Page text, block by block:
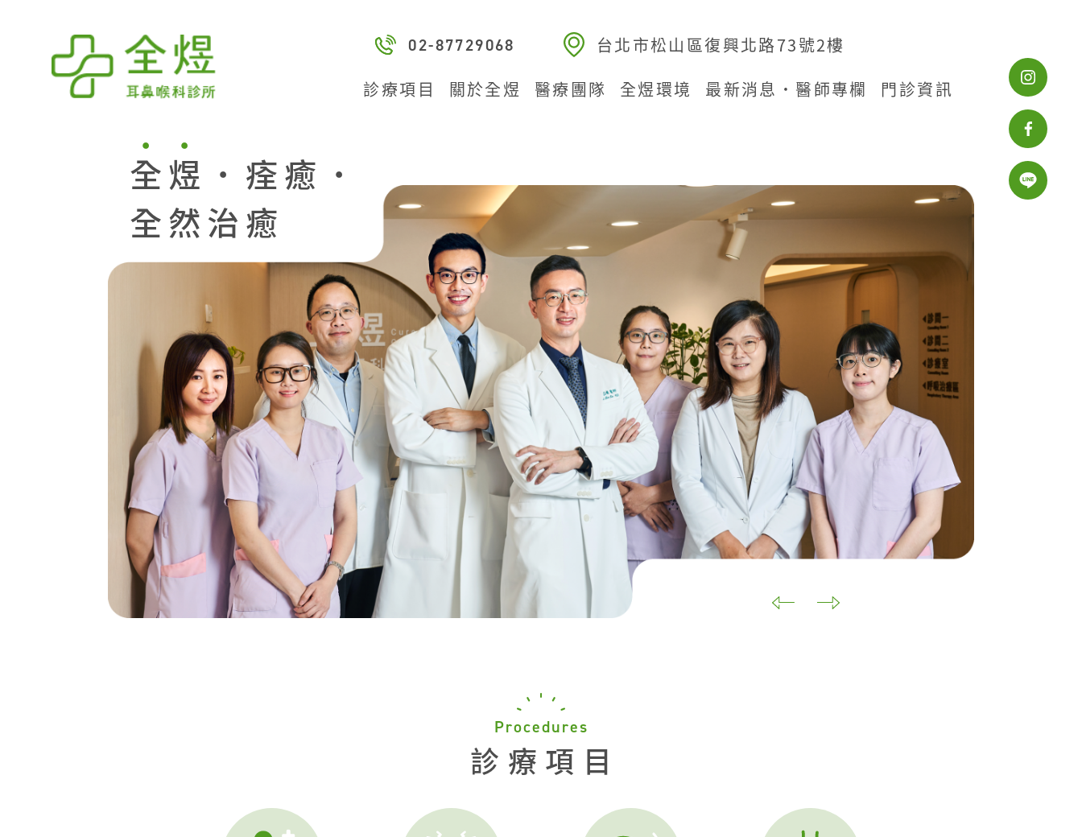
02-87729068
台北市松山區復興北路73號2樓
診療項目
關於全煜 醫療團隊 全煜環境 最新消息˙醫師專欄 門診資訊
全煜˙痊癒˙
全然治癒
Procedures
診療項目